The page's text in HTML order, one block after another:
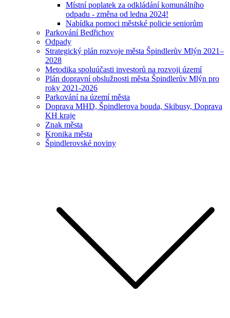
Místní poplatek za odkládání komunálního
odpadu - změna od ledna 2024!
Nabídka pomoci městské policie seniorům
Parkování Bedřichov
Odpady
Strategický plán rozvoje města Špindlerův Mlýn 2021–
2028
Metodika spoluúčasti investorů na rozvoji území
Plán dopravní obslužnosti města Špindlerův Mlýn pro
roky 2021-2026
Parkování na území města
Doprava MHD, Špindlerova bouda, Skibusy, Doprava
KH kraje
Znak města
Kronika města
Špindlerovské noviny